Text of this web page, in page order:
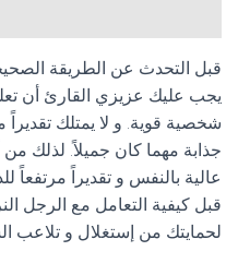
قبل التحدث عن الطريقة
يجب عليك عزيزي القارئ أن
شخصية قوية. و لا يمتلك
جذابة مهما كان جميلاً. لذلك من
عالية بالنفس و تقديراً
قبل كيفية التعامل مع الرجل
لحمايتك من إستغلال و تلاعب